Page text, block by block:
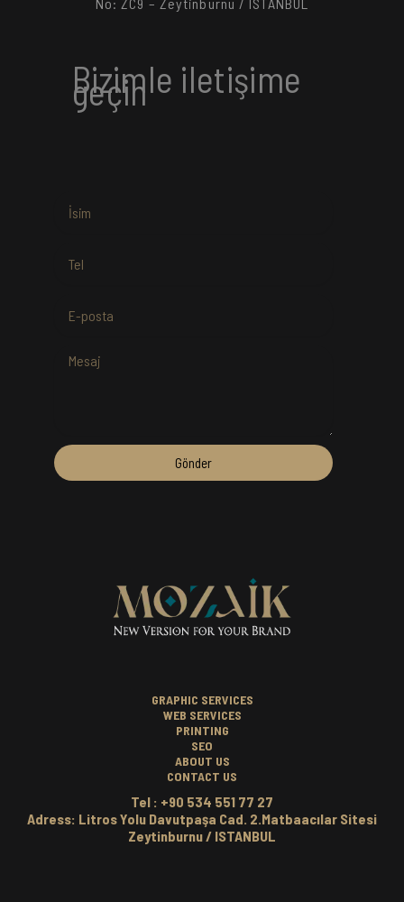
Bizimle iletişime
geçin
Gönder
GRAPHIC SERVICES
WEB SERVICES
PRINTING
SEO
ABOUT US
CONTACT US
Tel : +90 534 551 77 27
Adress: Litros Yolu Davutpaşa Cad. 2.Matbaacılar Sitesi
Zeytinburnu / ISTANBUL